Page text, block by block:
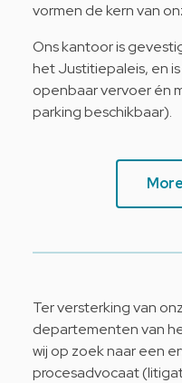
vormen de kern van
Ons kantoor is
het Justitiepaleis, en
openbaar vervoer én
parking beschikbaar).
Ter versterking van
departementen van
wij op zoek naar een
procesadvocaat